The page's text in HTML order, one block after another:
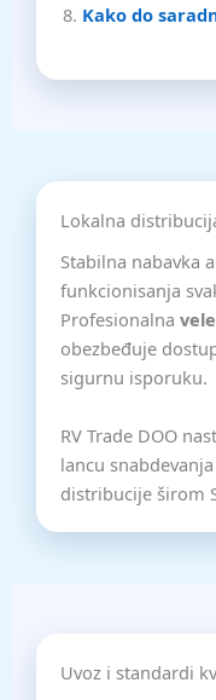
Kako do
Lokalna
Stabilna nabavka
funkcionisanja
Profesionalna
obezbeđuje
sigurnu isporuku.
RV Trade DOO
lancu
distribucije širom
Uvoz i standardi